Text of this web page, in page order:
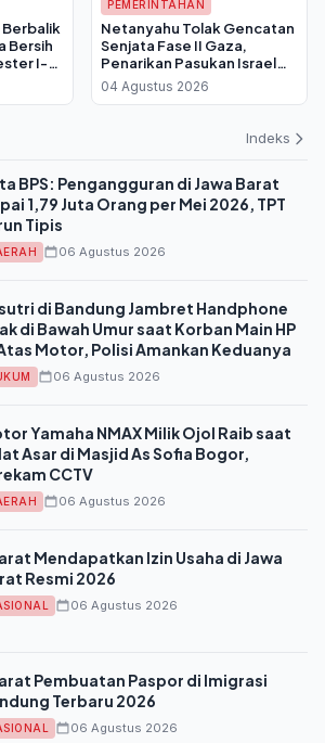
Berbalik
Bersih
I-
PEMERINTAHAN
Netanyahu Tolak Gencatan
Senjata Fase II Gaza,
Penarikan Pasukan Israel
Batal Dilakukan
04 Agustus 2026
Indeks
BPS: Pengangguran di Jawa Barat
1,79 Juta Orang per Mei 2026, TPT
Tipis
06 Agustus 2026
di Bandung Jambret Handphone
di Bawah Umur saat Korban Main HP
Motor, Polisi Amankan Keduanya
06 Agustus 2026
Yamaha NMAX Milik Ojol Raib saat
Asar di Masjid As Sofia Bogor,
CCTV
06 Agustus 2026
Mendapatkan Izin Usaha di Jawa
Resmi 2026
06 Agustus 2026
Pembuatan Paspor di Imigrasi
Terbaru 2026
06 Agustus 2026